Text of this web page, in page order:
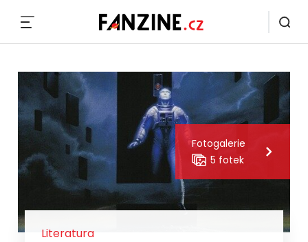
Fotogalerie
5 fotek
Literatura